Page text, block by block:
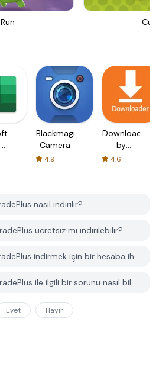
Cut
Blackmagic
Camera
4.9
Downloader
by
AFTVnews
4.6
nasıl indirilir?
ücretsiz mi indirilebilir?
PGYER APK HUB'dan GradePlus indirmek için bir hesaba ihtiyacım var mı?
PGYER APK HUB'daki GradePlus ile ilgili bir sorunu nasıl bildirebilirim?
Evet Hayır